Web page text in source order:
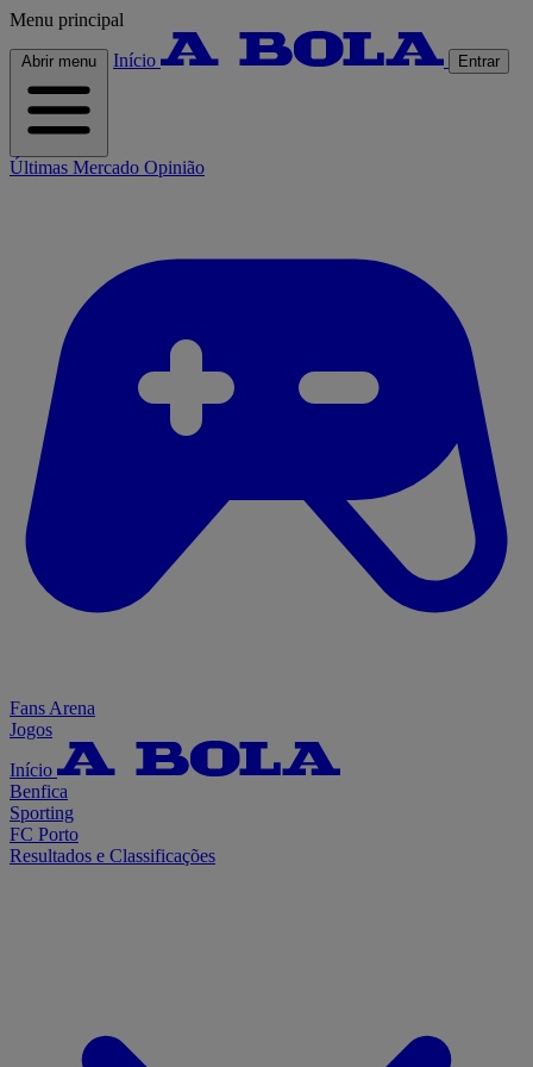
Menu principal
Abrir menu Início Entrar
Últimas Mercado Opinião
Fans Arena
Jogos
Início
Benfica
Sporting
FC Porto
Resultados e Classificações